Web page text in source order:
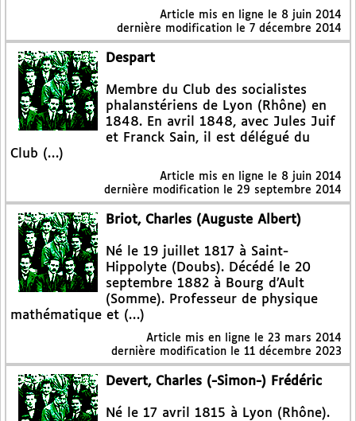
Article mis en ligne le 8 juin 2014
dernière modification le 7 décembre 2014
Despart
Membre du Club des socialistes
phalanstériens de Lyon (Rhône) en
1848. En avril 1848, avec Jules Juif
et Franck Sain, il est délégué du
Club (…)
Article mis en ligne le 8 juin 2014
dernière modification le 29 septembre 2014
Briot, Charles (Auguste Albert)
Né le 19 juillet 1817 à Saint-
Hippolyte (Doubs). Décédé le 20
septembre 1882 à Bourg d’Ault
(Somme). Professeur de physique
mathématique et (…)
Article mis en ligne le 23 mars 2014
dernière modification le 11 décembre 2023
Devert, Charles (-Simon-) Frédéric
Né le 17 avril 1815 à Lyon (Rhône).